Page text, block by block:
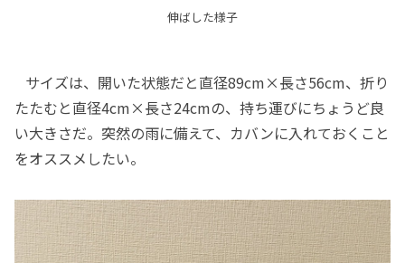
伸ばした様子
サイズは、開いた状態だと直径89cm×長さ56cm、折り
たたむと直径4cm×長さ24cmの、持ち運びにちょうど良
い大きさだ。突然の雨に備えて、カバンに入れておくこと
をオススメしたい。